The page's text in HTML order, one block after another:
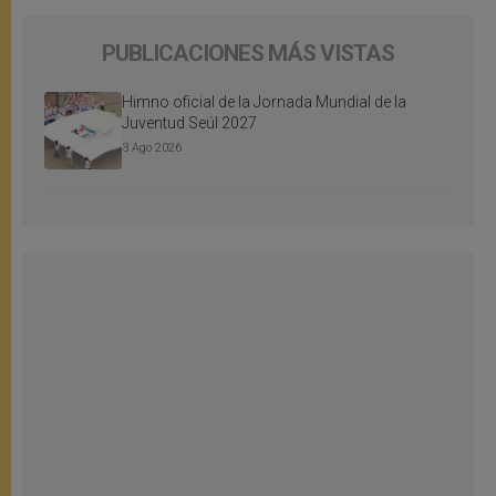
PUBLICACIONES MÁS VISTAS
Himno oficial de la Jornada Mundial de la
Juventud Seúl 2027
3 Ago 2026